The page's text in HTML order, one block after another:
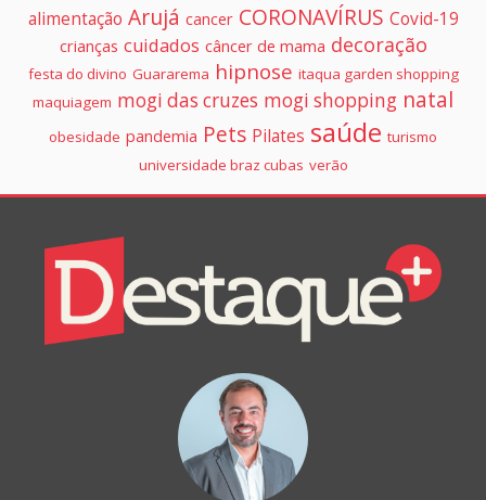
alimentação Arujá cancer CORONAVÍRUS Covid-19
crianças cuidados câncer de mama decoração
festa do divino Guararema hipnose itaqua garden shopping
maquiagem mogi das cruzes mogi shopping natal
obesidade pandemia Pets Pilates saúde turismo
universidade braz cubas verão
Colunistas
Destaque+
Online